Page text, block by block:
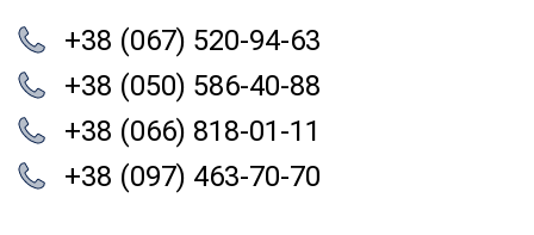
+38 (067) 520-94-63
+38 (050) 586-40-88
+38 (066) 818-01-11
+38 (097) 463-70-70